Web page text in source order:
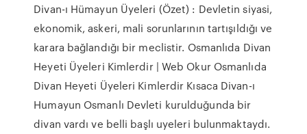
Divan-ı Hümayun Üyeleri (Özet) : Devletin siyasi,
ekonomik, askeri, mali sorunlarının tartışıldığı ve
karara bağlandığı bir meclistir. Osmanlıda Divan
Heyeti Üyeleri Kimlerdir | Web Okur Osmanlıda
Divan Heyeti Üyeleri Kimlerdir Kısaca Divan-ı
Humayun Osmanlı Devleti kurulduğunda bir
divan vardı ve belli başlı uyeleri bulunmaktaydı.